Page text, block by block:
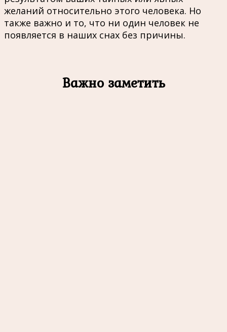
желаний относительно этого человека. Но
также важно и то, что ни один человек не
появляется в наших снах без причины.
Важно заметить